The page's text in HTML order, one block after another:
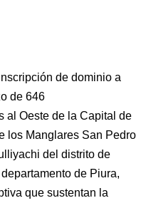
de dominio a
de 646
al Oeste de la Capital de
los Manglares San Pedro
del distrito de
de Piura,
que sustentan la